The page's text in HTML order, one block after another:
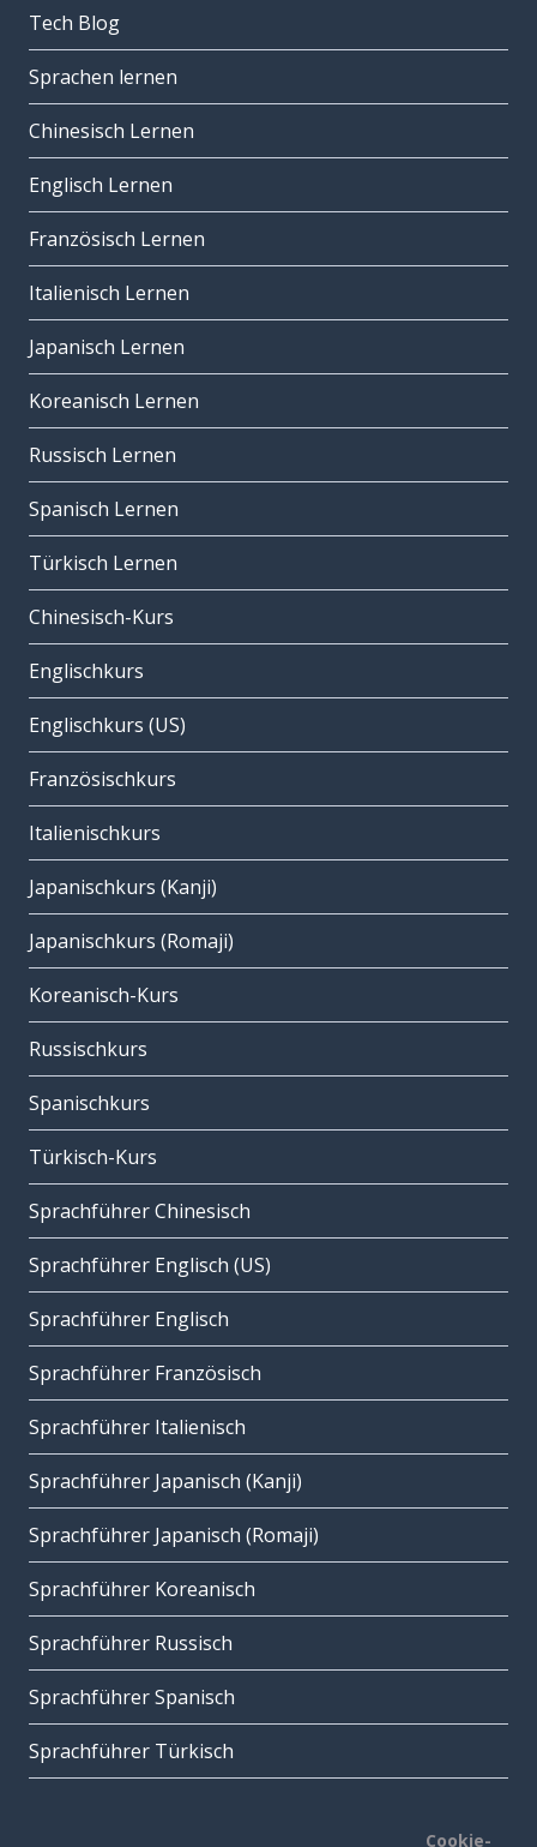
Tech Blog
Sprachen lernen
Chinesisch Lernen
Englisch Lernen
Französisch Lernen
Italienisch Lernen
Japanisch Lernen
Koreanisch Lernen
Russisch Lernen
Spanisch Lernen
Türkisch Lernen
Chinesisch-Kurs
Englischkurs
Englischkurs (US)
Französischkurs
Italienischkurs
Japanischkurs (Kanji)
Japanischkurs (Romaji)
Koreanisch-Kurs
Russischkurs
Spanischkurs
Türkisch-Kurs
Sprachführer Chinesisch
Sprachführer Englisch (US)
Sprachführer Englisch
Sprachführer Französisch
Sprachführer Italienisch
Sprachführer Japanisch (Kanji)
Sprachführer Japanisch (Romaji)
Sprachführer Koreanisch
Sprachführer Russisch
Sprachführer Spanisch
Sprachführer Türkisch
Cookie-